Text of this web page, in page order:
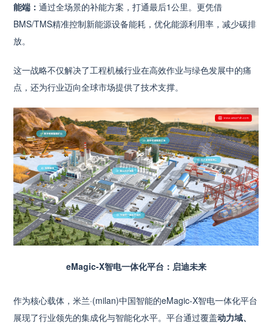
能端：通过全场景的补能方案，打通最后1公里。更凭借
BMS/TMS精准控制新能源设备能耗，优化能源利用率，减少碳排
放。
这一战略不仅解决了工程机械行业在高效作业与绿色发展中的痛
点，还为行业迈向全球市场提供了技术支撑。
eMagic-X智电一体化平台：启迪未来
作为核心载体，米兰·(milan)中国智能的eMagic-X智电一体化平台
展现了行业领先的集成化与智能化水平。平台通过覆盖动力域、